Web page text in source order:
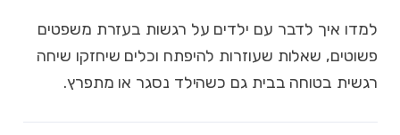
למדו איך לדבר עם ילדים על רגשות בעזרת משפטים
פשוטים, שאלות שעוזרות להיפתח וכלים שיחזקו שיחה
רגשית בטוחה בבית גם כשהילד נסגר או מתפרץ.